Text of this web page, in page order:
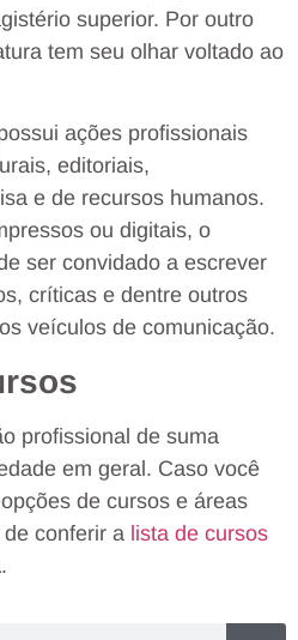
superior. Por outro
tem seu olhar voltado ao
ações profissionais
editoriais,
e de recursos humanos.
ou digitais, o
ser convidado a escrever
críticas e dentre outros
veículos de comunicação.
profissional de suma
em geral. Caso você
de cursos e áreas
conferir a lista de cursos
.